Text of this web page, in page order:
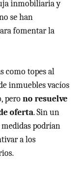
inmobiliaria y
se han
fomentar la
como topes al
inmuebles vacíos
perono resuelve
oferta. Sin un
podrían
a los